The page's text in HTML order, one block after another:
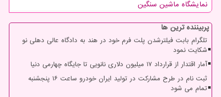
نمایشگاه ماشین سنگین
پربیننده ترین ها
تلگرام بابت فیلترشدن پلت فرم خود در هند به دادگاه عالی دهلی نو
شکایت نمود
آمار اقتدار از قرارداد ۱۷ میلیون دلاری نانویی تا جایگاه چهارمی دنیا
ثبت نام در طرح مشارکت در تولید ایران خودرو ساعت ۱۶ پنجشنبه
تمام می شود